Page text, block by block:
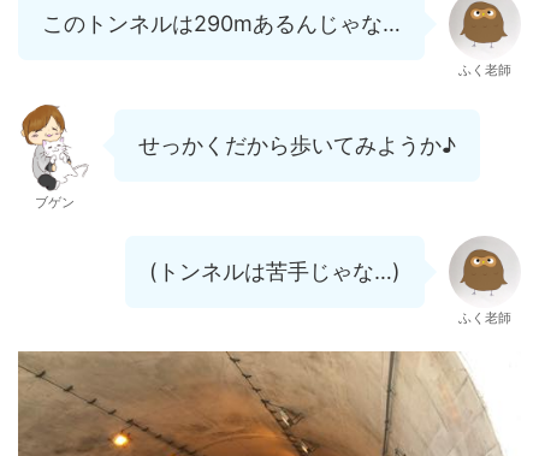
このトンネルは290mあるんじゃな…
ふく老師
ブゲン
せっかくだから歩いてみようか♪
(トンネルは苦手じゃな…)
ふく老師